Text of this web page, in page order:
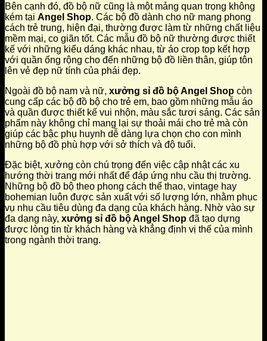
Bên cạnh đó, đồ bộ nữ cũng là một mảng quan trọng không
kém tại Angel Shop. Các bộ đồ dành cho nữ mang phong
cách trẻ trung, hiện đại, thường được làm từ những chất liệu
mềm mại, co giãn tốt. Các mẫu đồ bộ nữ thường được thiết
kế với những kiểu dáng khác nhau, từ áo crop top kết hợp
với quần ống rộng cho đến những bộ đồ liền thân, giúp tôn
lên vẻ đẹp nữ tính của phái đẹp.
Ngoài đồ bộ nam và nữ, xưởng sỉ đồ bộ Angel Shop còn
cung cấp các bộ đồ bộ cho trẻ em, bao gồm những mẫu áo
và quần được thiết kế vui nhộn, màu sắc tươi sáng. Các sản
phẩm này không chỉ mang lại sự thoải mái cho trẻ mà còn
giúp các bậc phụ huynh dễ dàng lựa chọn cho con mình
những bộ đồ phù hợp với sở thích và độ tuổi.
Đặc biệt, xưởng còn chú trọng đến việc cập nhật các xu
hướng thời trang mới nhất để đáp ứng nhu cầu thị trường.
Những bộ đồ bộ theo phong cách thể thao, vintage hay
bohemian luôn được sản xuất với số lượng lớn, nhằm phục
vụ nhu cầu tiêu dùng đa dạng của khách hàng. Nhờ vào sự
đa dạng này, xưởng sỉ đồ bộ Angel Shop đã tạo dựng
được lòng tin từ khách hàng và khẳng định vị thế của mình
trong ngành thời trang.